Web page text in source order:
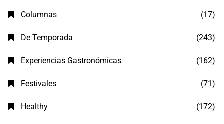
Columnas (17)
De Temporada (243)
Experiencias Gastronómicas (162)
Festivales (71)
Healthy (172)